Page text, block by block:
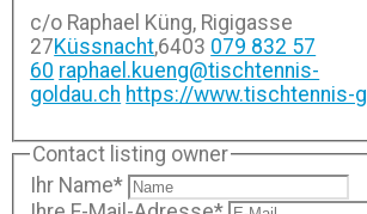
c/o Raphael Küng, Rigigasse
27Küssnacht,6403 079 832 57
60 raphael.kueng@tischtennis-
goldau.ch https://www.tischtennis-
Contact listing owner
Ihr Name*